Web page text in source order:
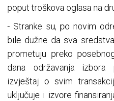
poput troškova oglasa na
- Stranke su, po novim
bile dužne da sva
prometuju preko
dana održavanja izbora
izvještaj о svim
uključuje i izvore